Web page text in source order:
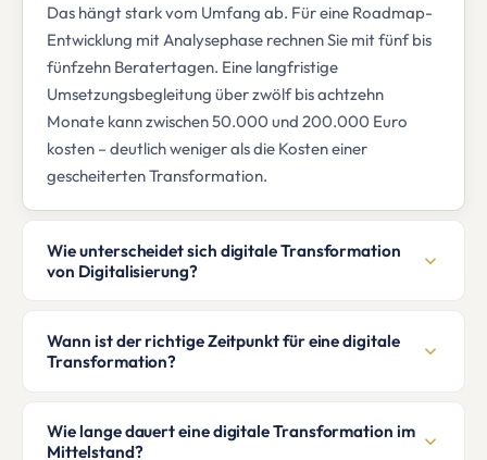
Das hängt stark vom Umfang ab. Für eine Roadmap-
Entwicklung mit Analysephase rechnen Sie mit fünf bis
fünfzehn Beratertagen. Eine langfristige
Umsetzungsbegleitung über zwölf bis achtzehn
Monate kann zwischen 50.000 und 200.000 Euro
kosten – deutlich weniger als die Kosten einer
gescheiterten Transformation.
Wie unterscheidet sich digitale Transformation
von Digitalisierung?
Wann ist der richtige Zeitpunkt für eine digitale
Transformation?
Wie lange dauert eine digitale Transformation im
Mittelstand?